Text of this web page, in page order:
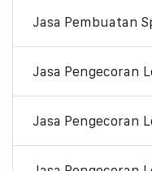
Jasa Pembuatan
Jasa Pengecoran
Jasa Pengecoran